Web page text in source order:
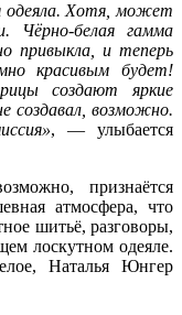
одеяла. Хотя, может
Чёрно-белая гамма
привыкла, и теперь
красивым будет!
создают яркие
создавал, возможно.
, — улыбается
признаётся
атмосфера, что
шитьё, разговоры,
лоскутном одеяле.
Наталья Юнгер